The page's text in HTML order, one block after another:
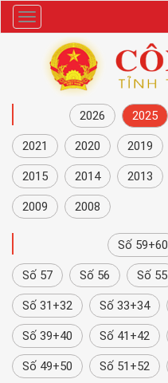
Danh
mục
2026 2025
2021 2020 2019
2015 2014 2013
2009 2008
Số 59+60
Số 57 Số 56 Số 55
Số 31+32 Số 33+34
Số 39+40 Số 41+42
Số 49+50 Số 51+52